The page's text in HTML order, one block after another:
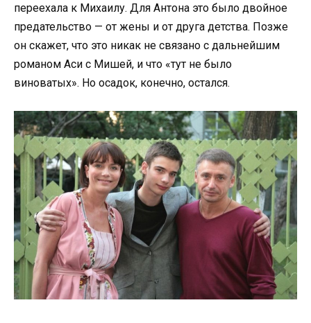
переехала к Михаилу. Для Антона это было двойное
предательство — от жены и от друга детства. Позже
он скажет, что это никак не связано с дальнейшим
романом Аси с Мишей, и что «тут не было
виноватых». Но осадок, конечно, остался.